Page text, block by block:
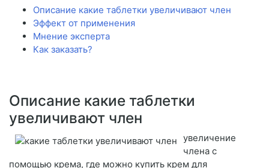
Описание какие таблетки увеличивают член
Эффект от применения
Мнение эксперта
Как заказать?
Описание какие таблетки
увеличивают член
увеличение
члена с
помощью крема, где можно купить крем для